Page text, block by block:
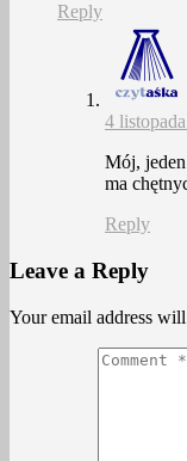
Reply
4
Mój,
ma
Reply
Leave a Reply
Your email address